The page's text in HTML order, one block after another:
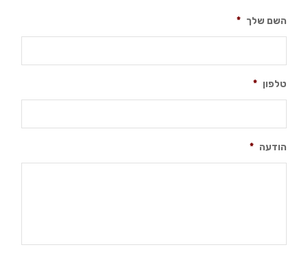
השם שלך *
טלפון *
הודעה *